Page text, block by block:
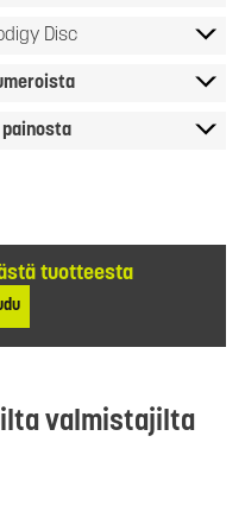
Disc
painosta
tuotteesta
valmistajilta